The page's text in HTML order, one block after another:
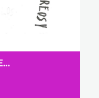
CONSEJOS SOBRE EL USO DE INTERNET